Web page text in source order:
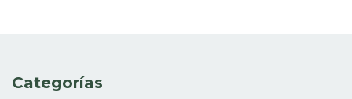
Categorías